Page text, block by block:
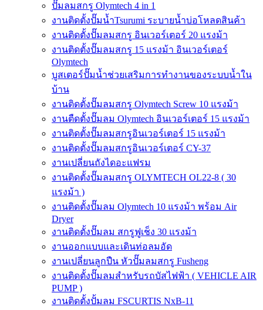
ปั๊มลมสกรู Olymtech 4 in 1
งานติดตั้งปั๊มน้ำTsurumi ระบายน้ำบ่อโหลดสินค้า
งานติดตั้งปั๊มลมสกรู อินเวอร์เตอร์ 20 แรงม้า
งานติดตั้งปั๊มลมสกรู 15 แรงม้า อินเวอร์เตอร์
Olymtech
บูสเตอร์ปั๊มน้ำช่วยเสริมการทำงานของระบบน้ำใน
บ้าน
งานติดตั้งปั๊มลมสกรู Olymtech Screw 10 แรงม้า
งานตืดตั้งปั๊มลม Olymtech อินเวอร์เตอร์ 15 แรงม้า
งานติดตั้งปั๊มลมสกรูอินเวอร์เตอร์ 15 แรงม้า
งานติดตั้งปั๊มลมสกรูอินเวอร์เตอร์ CY-37
งานเปลี่ยนถังไดอะแฟรม
งานติดตั้งปั๊มลมสกรู OLYMTECH OL22-8 ( 30
แรงม้า )
งานติดตั้งปั๊มลม Olymtech 10 แรงม้า พร้อม Air
Dryer
งานติดตั้งปั๊มลม สกรูฟูเช็ง 30 แรงม้า
งานออกแบบและเดินท่อลมอัด
งานเปลี่ยนลูกปืน หัวปั๊มลมสกรู Fusheng
งานติดตั้งปั๊มลมสำหรับรถบัสไฟฟ้า ( VEHICLE AIR
PUMP )
งานติดตั้งปั้มลม FSCURTIS NxB-11